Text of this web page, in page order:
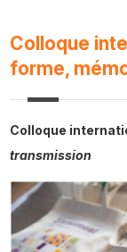
Colloque
forme,
Colloque
transmission